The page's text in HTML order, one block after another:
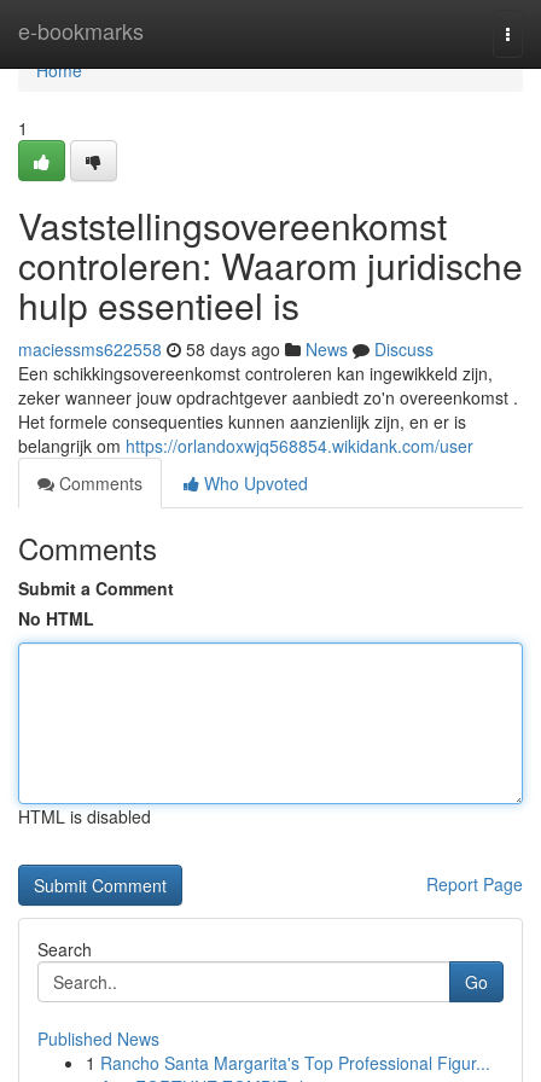
e-bookmarks
Home
Home
1
Vaststellingsovereenkomst
controleren: Waarom juridische
hulp essentieel is
maciessms622558 58 days ago News
Discuss
Een schikkingsovereenkomst controleren kan ingewikkeld zijn,
zeker wanneer jouw opdrachtgever aanbiedt zo'n overeenkomst .
Het formele consequenties kunnen aanzienlijk zijn, en er is
belangrijk om https://orlandoxwjq568854.wikidank.com/user
Comments
Who Upvoted
Comments
Submit a Comment
No HTML
HTML is disabled
Report Page
Search
Go
Published News
1 Rancho Santa Margarita's Top Professional Figur...